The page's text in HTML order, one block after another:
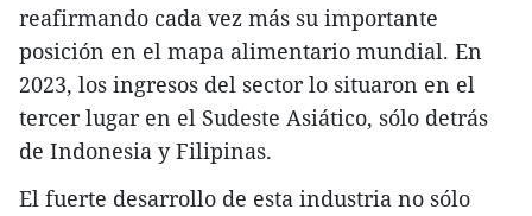
reafirmando cada vez más su importante
posición en el mapa alimentario mundial. En
2023, los ingresos del sector lo situaron en el
tercer lugar en el Sudeste Asiático, sólo detrás
de Indonesia y Filipinas.
El fuerte desarrollo de esta industria no sólo